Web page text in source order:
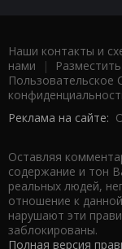
Наши контакты и
нами |
Пользовательское
Реклама на сайте:
Оставляя
содержание и тон
реальных людей,
отношение к
нарушают эти
заблокированы.
Полная версия